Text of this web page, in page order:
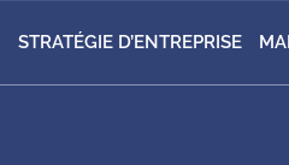
STRATÉGIE D’ENTREPRISE